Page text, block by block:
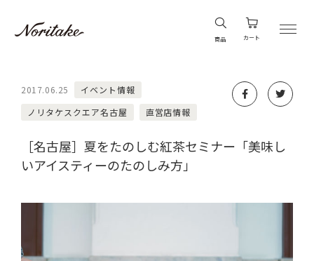
商品 カート
2017.06.25
イベント情報
ノリタケスクエア名古屋
直営店情報
［名古屋］夏をたのしむ紅茶セミナー「美味し
いアイスティーのたのしみ方」